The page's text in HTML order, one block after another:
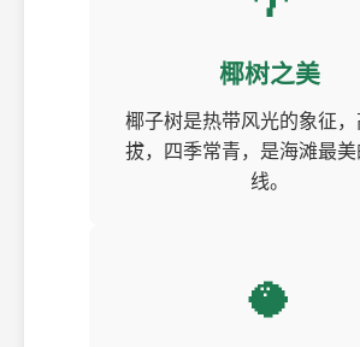
椰树之美
椰子树是热带风光的象征
拔，四季常青，是海滩最
线。
🥥